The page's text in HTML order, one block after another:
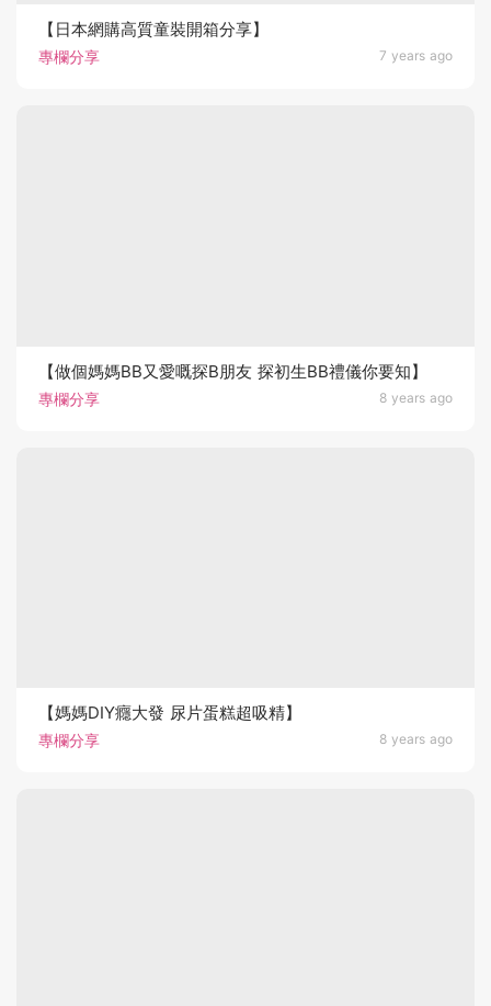
專欄分享 7 years ago
【日本網購高質童裝開箱分享】
專欄分享 8 years ago
【做個媽媽BB又愛嘅探B朋友 探初生BB禮儀你要知】
專欄分享 8 years ago
【媽媽DIY癮大發 尿片蛋糕超吸精】